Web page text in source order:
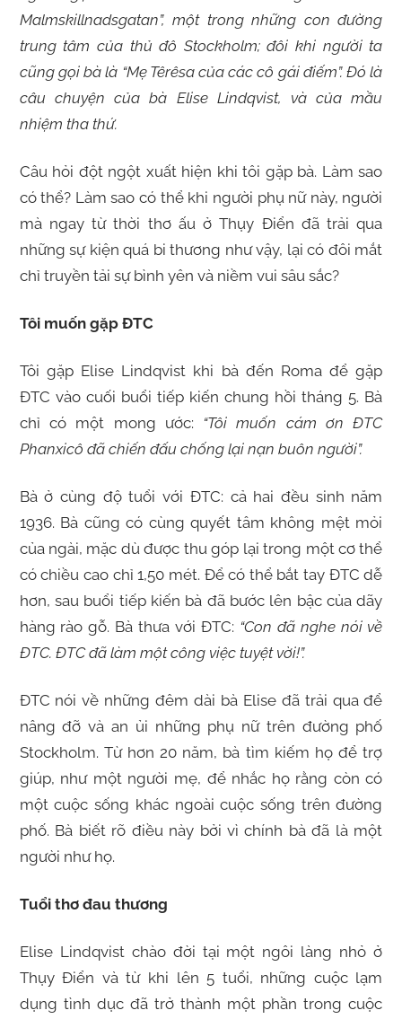
Malmskillnadsgatan”, một trong những con đường
trung tâm của thủ đô Stockholm; đôi khi người ta
cũng gọi bà là “Mẹ Têrêsa của các cô gái điếm”. Đó là
câu chuyện của bà Elise Lindqvist, và của mầu
nhiệm tha thứ.
Câu hỏi đột ngột xuất hiện khi tôi gặp bà. Làm sao
có thể? Làm sao có thể khi người phụ nữ này, người
mà ngay từ thời thơ ấu ở Thụy Điển đã trải qua
những sự kiện quá bi thương như vậy, lại có đôi mắt
chỉ truyền tải sự bình yên và niềm vui sâu sắc?
Tôi muốn gặp ĐTC
Tôi gặp Elise Lindqvist khi bà đến Roma để gặp
ĐTC vào cuối buổi tiếp kiến chung hồi tháng 5. Bà
chỉ có một mong ước: “Tôi muốn cám ơn ĐTC
Phanxicô đã chiến đấu chống lại nạn buôn người”.
Bà ở cùng độ tuổi với ĐTC: cả hai đều sinh năm
1936. Bà cũng có cùng quyết tâm không mệt mỏi
của ngài, mặc dù được thu góp lại trong một cơ thể
có chiều cao chỉ 1,50 mét. Để có thể bắt tay ĐTC dễ
hơn, sau buổi tiếp kiến bà đã bước lên bậc của dãy
hàng rào gỗ. Bà thưa với ĐTC: “Con đã nghe nói về
ĐTC. ĐTC đã làm một công việc tuyệt vời!”.
ĐTC nói về những đêm dài bà Elise đã trải qua để
nâng đỡ và an ủi những phụ nữ trên đường phố
Stockholm. Từ hơn 20 năm, bà tìm kiếm họ để trợ
giúp, như một người mẹ, để nhắc họ rằng còn có
một cuộc sống khác ngoài cuộc sống trên đường
phố. Bà biết rõ điều này bởi vì chính bà đã là một
người như họ.
Tuổi thơ đau thương
Elise Lindqvist chào đời tại một ngôi làng nhỏ ở
Thụy Điển và từ khi lên 5 tuổi, những cuộc lạm
dụng tình dục đã trở thành một phần trong cuộc